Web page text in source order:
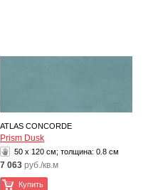
ATLAS CONCORDE
Prism Dusk
50 x 120 см; толщина: 0.8 см
7 063 руб./кв.м
Купить